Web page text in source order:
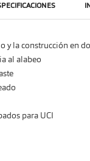
y la construcción en
al alabeo
para UCI